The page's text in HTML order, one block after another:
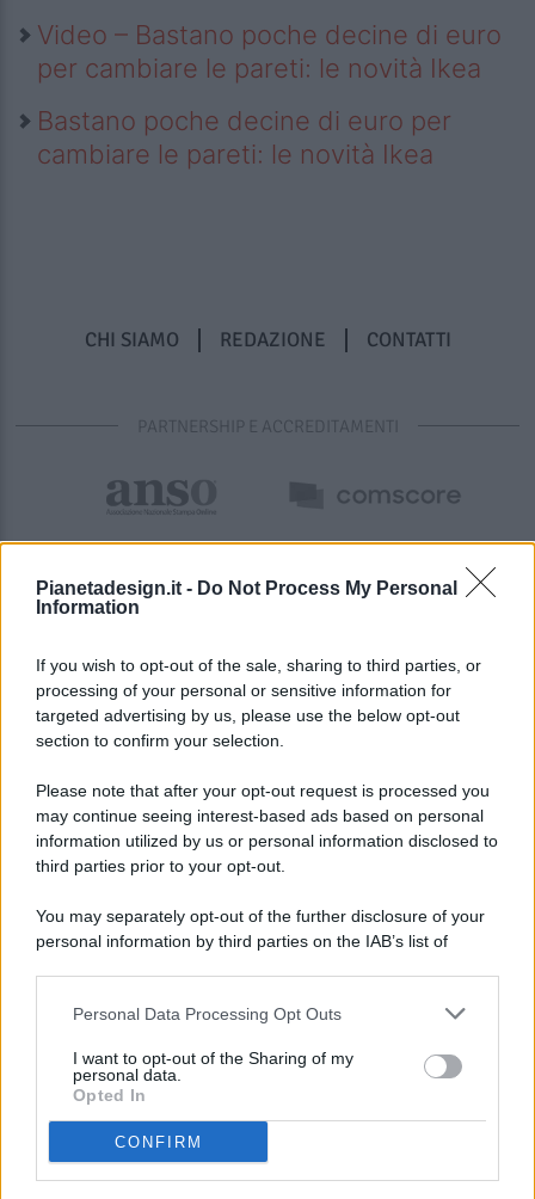
Pianetadesign.it - Do Not Process My Personal
Information
If you wish to opt-out of the sale, sharing to third parties, or
processing of your personal or sensitive information for
targeted advertising by us, please use the below opt-out
section to confirm your selection.
Please note that after your opt-out request is processed you
may continue seeing interest-based ads based on personal
information utilized by us or personal information disclosed to
third parties prior to your opt-out.
You may separately opt-out of the further disclosure of your
personal information by third parties on the IAB’s list of
This information may also be disclosed by us to third parties
disclose it to other third parties.
Personal Data Processing Opt Outs
I want to opt-out of the Sharing of my
personal data.
Opted In
CONFIRM
Video – Bastano poche decine di euro
per cambiare le pareti: le novità Ikea
Bastano poche decine di euro per
cambiare le pareti: le novità Ikea
CHI SIAMO REDAZIONE CONTATTI
PARTNERSHIP E ACCREDITAMENTI
© 2026 - Pianeta Design - P.IVA 04827280654 - Testata
Registrata Al Tribunale Di Nocera Inferiore N. 8/2020 - RG N.
ISCRIZIONE AL ROC N. 35792 – ISCRITTA ALL’ANSO
(ASSOCIAZIONE NAZIONALE STAMPA ONLINE)
PREFERENZE PRIVACY